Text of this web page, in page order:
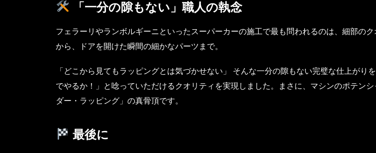
「一分の隙もない」職人の執念
フェラーリやランボルギーニといったスーパーカーの施工で最も問われるのは、細部の
から、ドアを開けた瞬間の細かなパーツまで。
「どこから見てもラッピングとは気づかせない」 そんな一分の隙もない完璧な仕上がり
でやるか！」と唸っていただけるクオリティを実現しました。まさに、マシンのポテン
ダー・ラッピング」の真骨頂です。
最後に